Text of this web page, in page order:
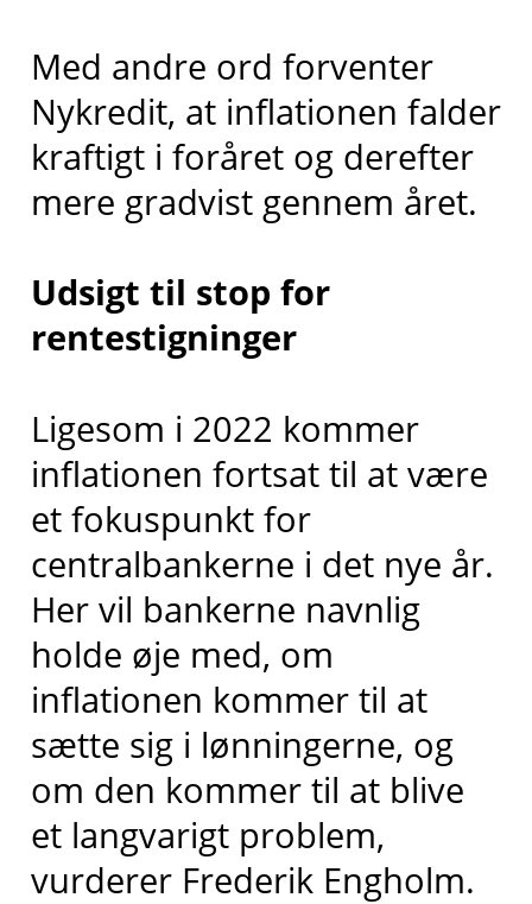
Med andre ord forventer
Nykredit, at inflationen falder
kraftigt i foråret og derefter
mere gradvist gennem året.
Udsigt til stop for
rentestigninger
Ligesom i 2022 kommer
inflationen fortsat til at være
et fokuspunkt for
centralbankerne i det nye år.
Her vil bankerne navnlig
holde øje med, om
inflationen kommer til at
sætte sig i lønningerne, og
om den kommer til at blive
et langvarigt problem,
vurderer Frederik Engholm.